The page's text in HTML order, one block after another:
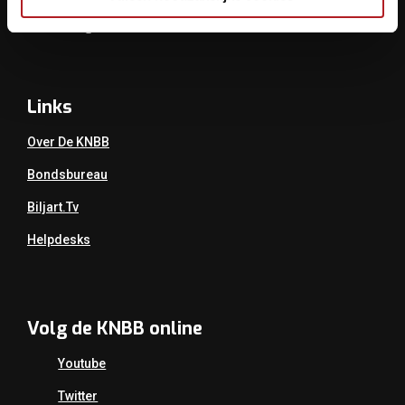
Links
Over De KNBB
Bondsbureau
Biljart.tv
Helpdesks
Volg de KNBB online
Youtube
Twitter